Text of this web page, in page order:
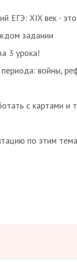
ЕГЭ: XIX век -
задании
3 урока!
войны,
с картами и
по этим